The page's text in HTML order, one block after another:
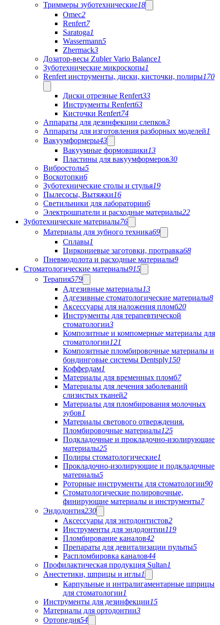
Триммеры зуботехнические18
Omec2
Renfert7
Saratoga1
Wassermann5
Zhermack3
Дозатор-весы Zubler Vario Balance1
Зуботехнические микроскопы1
Renfert инструменты, диски, кисточки, полиры170
Диски отрезные Renfert33
Инструменты Renfert63
Кисточки Renfert74
Аппараты для дезинфекции слепков3
Аппараты для изготовления разборных моделей1
Вакуумформеры43
Вакуумные формовщики13
Пластины для вакуумформеров30
Вибростолы5
Воскотопки6
Зуботехнические столы и стулья19
Пылесосы, Вытяжки16
Светильники для лаборатории6
Электрошпатели и расходные материалы22
Зуботехнические материалы76
Материалы для зубного техника69
Сплавы1
Циркониевые заготовки, протравка68
Пневмодолота и расходные материалы9
Стоматологические материалы915
Терапия579
Адгезивные материалы13
Адгезивные стоматологические материалы8
Аксессуары для наложения пломб20
Инструменты для терапевтической
стоматологии3
Композитные и компомерные материалы для
стоматологии121
Композитные пломбировочные материалы и
бондинговые системы Dentsply150
Коффердам1
Материалы для временных пломб7
Материалы для лечения заболеваний
слизистых тканей2
Материалы для пломбирования молочных
зубов1
Материалы светового отверждения.
Пломбировочные материалы125
Подкладочные и прокладочно-изолирующие
материалы25
Полиры стоматологические1
Прокладочно-изолирующие и подкладочные
материалы5
Роторные инструменты для стоматологии90
Стоматологические полировочные,
финирующие материалы и инструменты7
Эндодонтия230
Аксессуары для энтодонтистов2
Инструменты для эндодонтии119
Пломбирование каналов42
Препараты для девитализации пульпы5
Распломбировка каналов44
Профилактическая продукция Sultan1
Анестетики, шприцы и иглы1
Карпульные и интралигаментарные шприцы
для стоматологии1
Инструменты для дезинфекции15
Материалы для ортодонтии3
Ортопедия54